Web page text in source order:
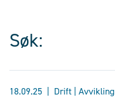
Søk:
18.09.25 Drift | Avvikling